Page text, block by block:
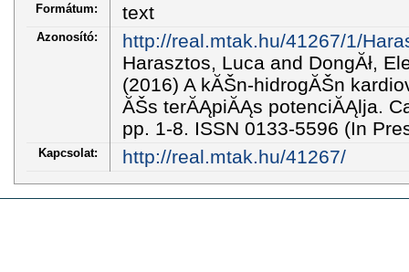
Formátum: text
Azonosító:
http://real.mtak.hu/41267/1/
Harasztos, Luca and DongĂł,
(2016) A kĂŠn-hidrogĂŠn
ĂŠs terĂĄpiĂĄs potenciĂĄlja.
pp. 1-8. ISSN 0133-5596 (In
Kapcsolat: http://real.mtak.hu/41267/